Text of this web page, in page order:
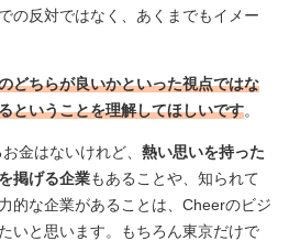
の反対ではなく、あくまでもイメー
どちらが良いかといった視点ではな
ということを理解してほしいです。
金はないけれど、 熱い思いを持った
掲げる企業もあることや、知られて
的な企業があることは、Cheerのビジ
いと思います。もちろん東京だけで